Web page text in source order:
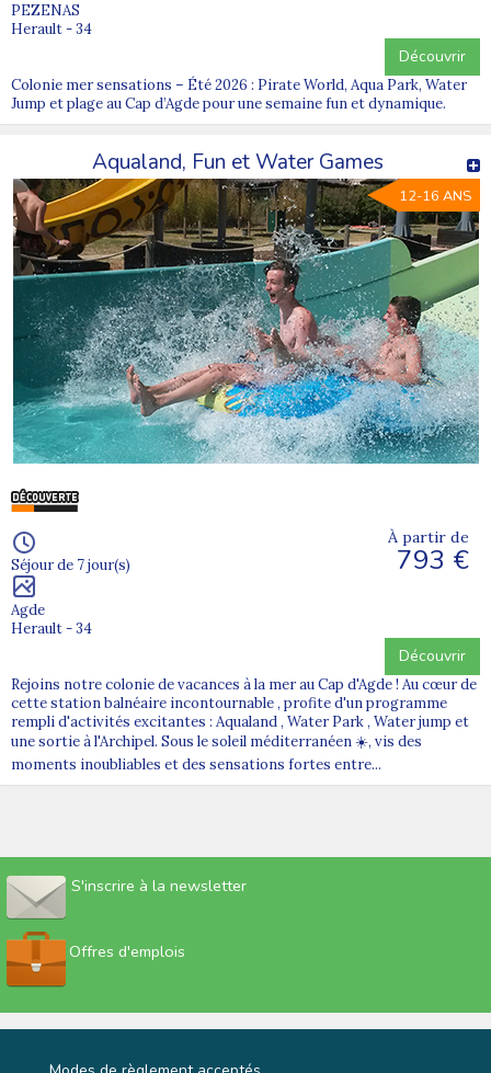
PEZENAS
Herault - 34
Découvrir
Colonie mer sensations – Été 2026 : Pirate World, Aqua Park, Water
Jump et plage au Cap d’Agde pour une semaine fun et dynamique.
Aqualand, Fun et Water Games
12-16 ANS
Séjour de 7 jour(s)
Agde
Herault - 34
À partir de
793 €
Découvrir
Rejoins notre colonie de vacances à la mer au Cap d'Agde ! Au cœur de
cette station balnéaire incontournable , profite d'un programme
rempli d'activités excitantes : Aqualand , Water Park , Water jump et
une sortie à l'Archipel. Sous le soleil méditerranéen ☀️, vis des
moments inoubliables et des sensations fortes entre...
S'inscrire à la newsletter
Offres d'emplois